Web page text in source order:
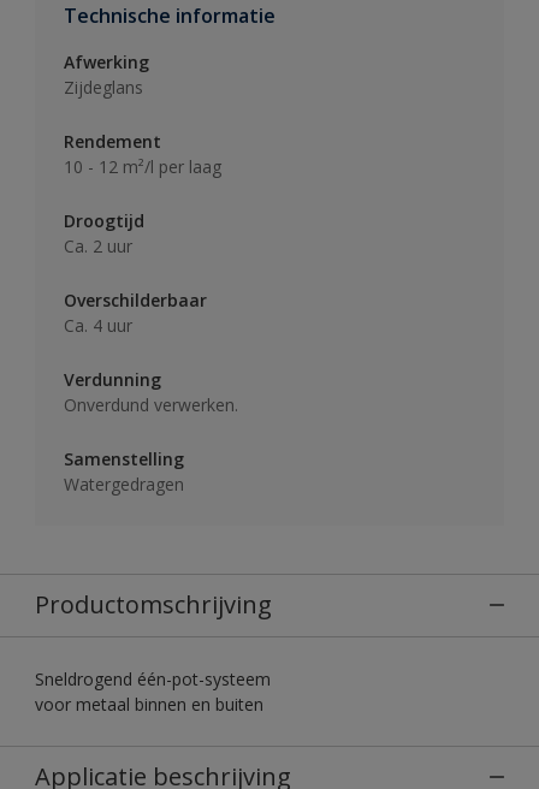
Technische informatie
Afwerking
Zijdeglans
Rendement
10 - 12 m²/l per laag
Droogtijd
Ca. 2 uur
Overschilderbaar
Ca. 4 uur
Verdunning
Onverdund verwerken.
Samenstelling
Watergedragen
Productomschrijving
Sneldrogend één-pot-systeem
voor metaal binnen en buiten
Applicatie beschrijving